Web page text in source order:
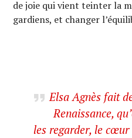
de joie qui vient teinter la
gardiens, et changer
Elsa Agnès fait
Renaissance,
les regarder, le cœur